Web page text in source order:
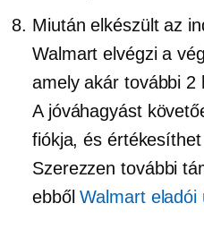
Miután elkészült az
Walmart elvégzi a
amely akár további 2
A jóváhagyást
fiókja, és
Szerezzen további
ebbőlWalmart eladói